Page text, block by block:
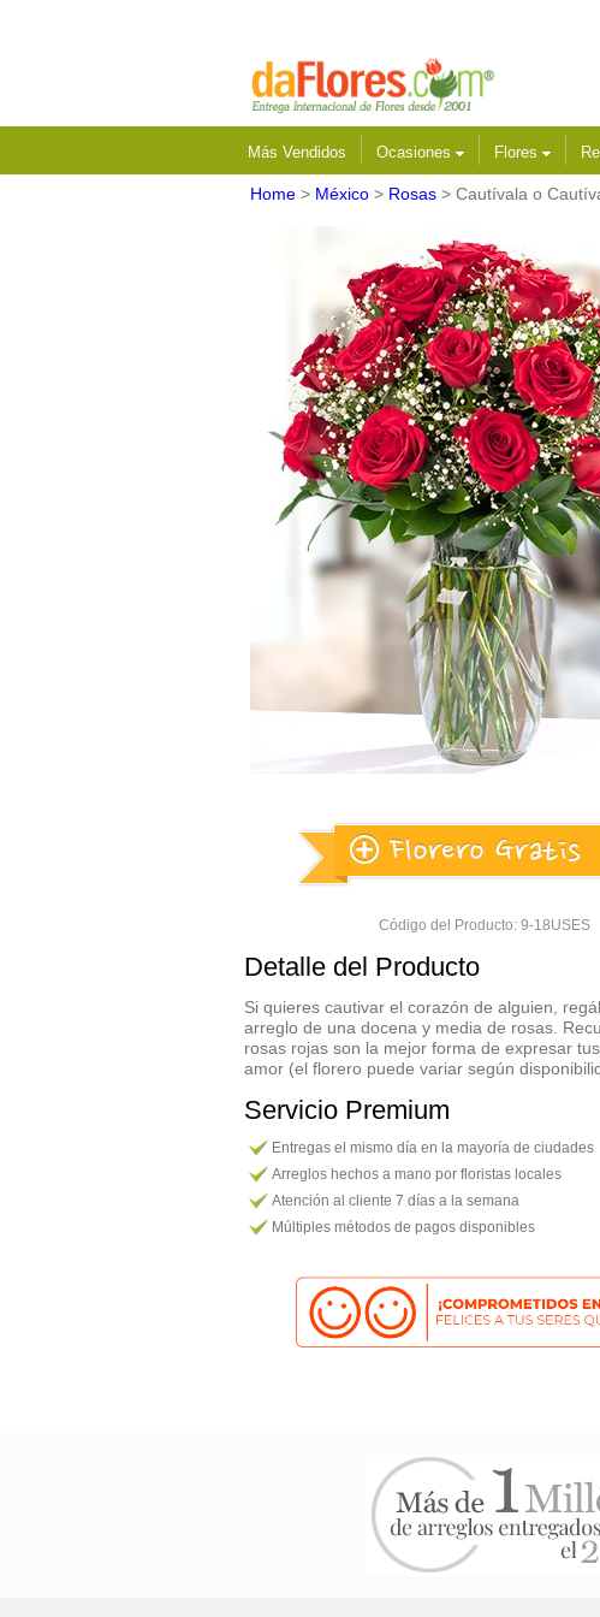
Más Vendidos Ocasiones Flores
Home > México > Rosas > Cautívala o
Código del Producto: 9-18USES
Detalle del Producto
Si quieres cautivar el corazón de alguien,
arreglo de una docena y media de rosas.
rosas rojas son la mejor forma de expresar
amor (el florero puede variar según
Servicio Premium
Entregas el mismo día en la mayoría de ciudades
Arreglos hechos a mano por floristas locales
Atención al cliente 7 días a la semana
Múltiples métodos de pagos disponibles